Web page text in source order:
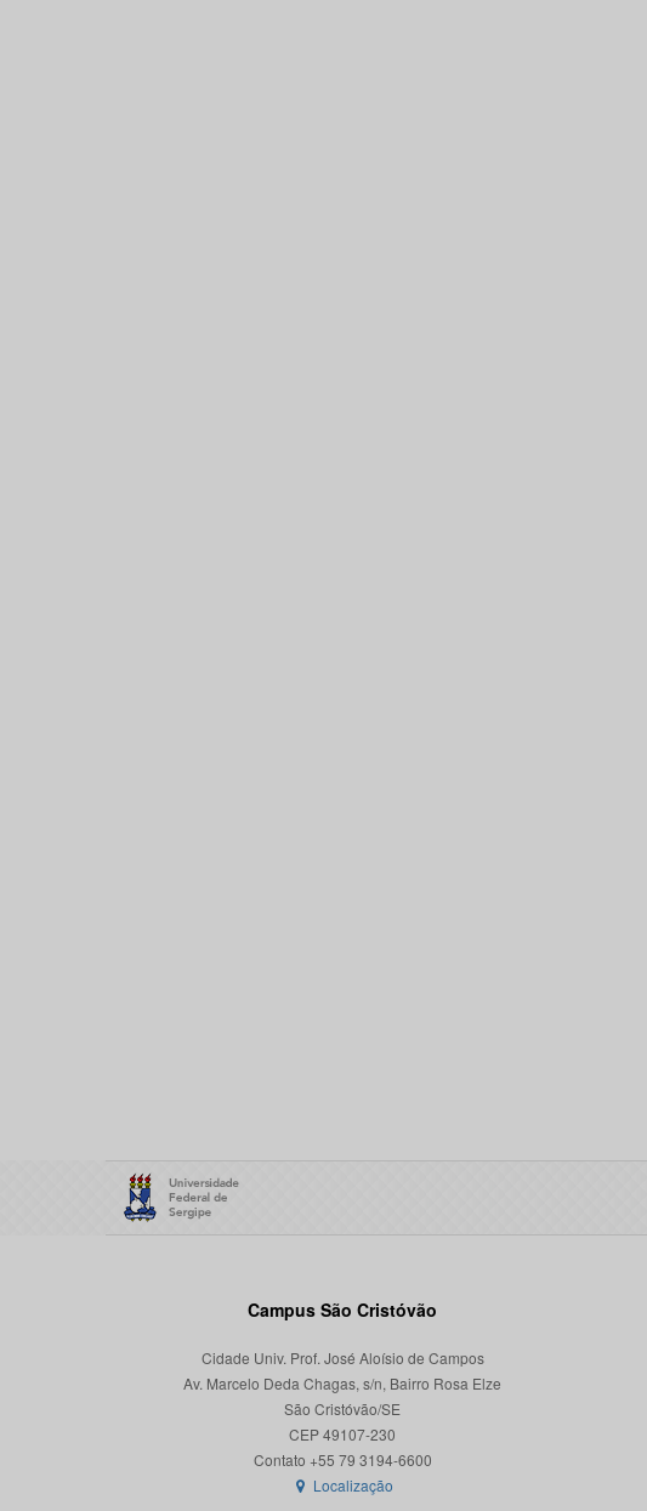
Campus São Cristóvão
Cidade Univ. Prof. José Aloísio de Campos
Av. Marcelo Deda Chagas, s/n, Bairro Rosa Elze
São Cristóvão/SE
CEP 49107-230
Localização